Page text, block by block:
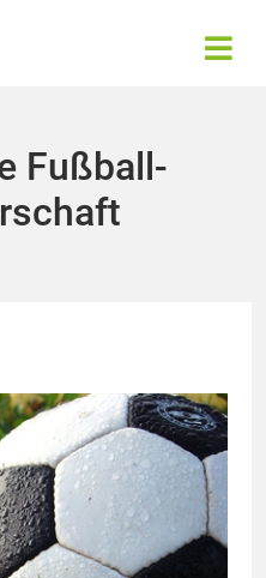
Fußball-